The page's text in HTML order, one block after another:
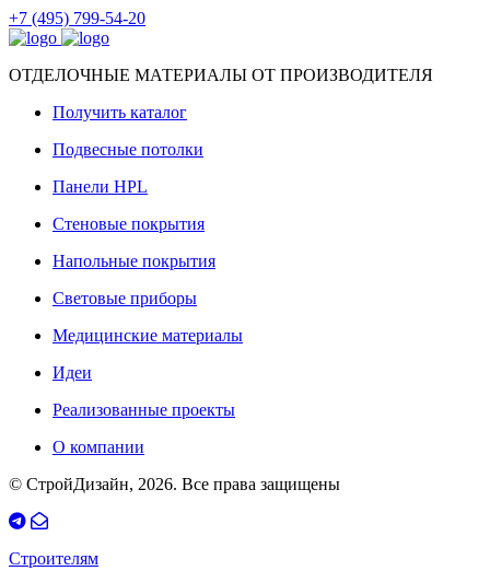
+7 (495) 799-54-20
ОТДЕЛОЧНЫЕ МАТЕРИАЛЫ ОТ ПРОИЗВОДИТЕЛЯ
Получить каталог
Подвесные потолки
Панели HPL
Стеновые покрытия
Напольные покрытия
Световые приборы
Медицинские материалы
Идеи
Реализованные проекты
О компании
© СтройДизайн, 2026. Все права защищены
Строителям